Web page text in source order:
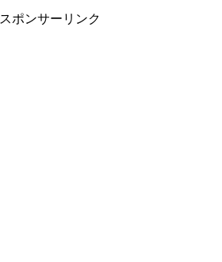
スポンサーリンク